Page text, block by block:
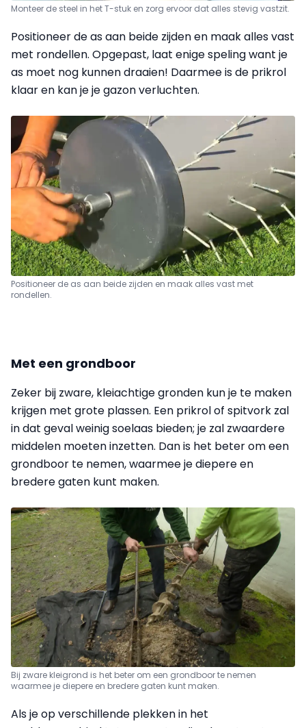
Monteer de steel in het T-stuk en zorg ervoor dat alles stevig vastzit.
Positioneer de as aan beide zijden en maak alles vast
met rondellen. Opgepast, laat enige speling want je
as moet nog kunnen draaien! Daarmee is de prikrol
klaar en kan je je gazon verluchten.
Positioneer de as aan beide zijden en maak alles vast met
rondellen.
Met een grondboor
Zeker bij zware, kleiachtige gronden kun je te maken
krijgen met grote plassen. Een prikrol of spitvork zal
in dat geval weinig soelaas bieden; je zal zwaardere
middelen moeten inzetten. Dan is het beter om een
grondboor te nemen, waarmee je diepere en
bredere gaten kunt maken.
Bij zware kleigrond is het beter om een grondboor te nemen
waarmee je diepere en bredere gaten kunt maken.
Als je op verschillende plekken in het